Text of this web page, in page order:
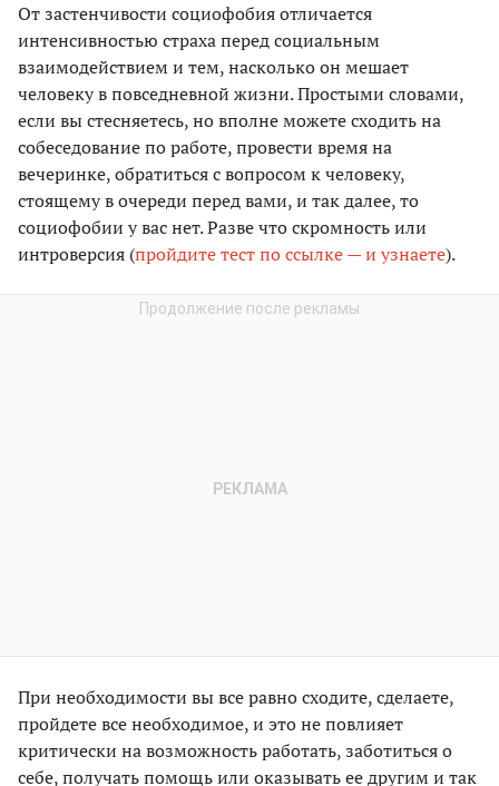
От застенчивости социофобия отличается
интенсивностью страха перед социальным
взаимодействием и тем, насколько он мешает
человеку в повседневной жизни. Простыми словами,
если вы стесняетесь, но вполне можете сходить на
собеседование по работе, провести время на
вечеринке, обратиться с вопросом к человеку,
стоящему в очереди перед вами, и так далее, то
социофобии у вас нет. Разве что скромность или
интроверсия (пройдите тест по ссылке — и узнаете).
При необходимости вы все равно сходите, сделаете,
пройдете все необходимое, и это не повлияет
критически на возможность работать, заботиться о
себе, получать помощь или оказывать ее другим и так